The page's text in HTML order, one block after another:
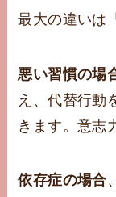
最大の違いは
悪い習慣の場
え、代替行動
きます。意志
依存症の場合